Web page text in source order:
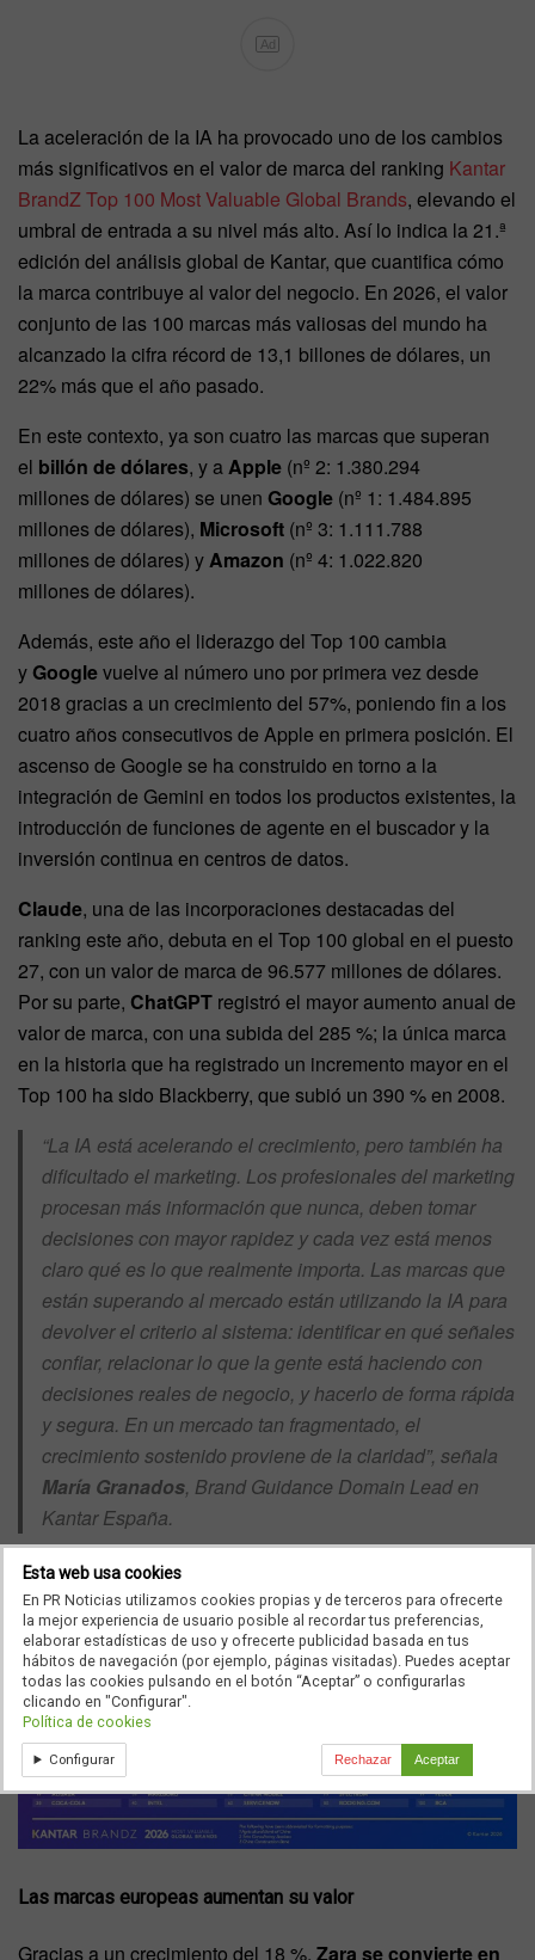
Ad
La aceleración de la IA ha provocado uno de los cambios
más significativos en el valor de marca del ranking Kantar
BrandZ Top 100 Most Valuable Global Brands, elevando el
umbral de entrada a su nivel más alto. Así lo indica la 21.ª
edición del análisis global de Kantar, que cuantifica cómo
la marca contribuye al valor del negocio. En 2026, el valor
conjunto de las 100 marcas más valiosas del mundo ha
alcanzado la cifra récord de 13,1 billones de dólares, un
22% más que el año pasado.
En este contexto, ya son cuatro las marcas que superan
el billón de dólares, y aApple (nº 2: 1.380.294
millones de dólares) se unen Google (nº 1: 1.484.895
millones de dólares), Microsoft (nº 3: 1.111.788
millones de dólares) yAmazon (nº 4: 1.022.820
millones de dólares).
Además, este año el liderazgo del Top 100 cambia
yGooglevuelve al número uno por primera vez desde
2018 gracias a un crecimiento del 57%, poniendo fin a los
cuatro años consecutivos de Apple en primera posición. El
ascenso de Google se ha construido en torno a la
integración de Gemini en todos los productos existentes, la
introducción de funciones de agente en el buscador y la
inversión continua en centros de datos.
Claude, una de las incorporaciones destacadas del
ranking este año, debuta en el Top 100 global en el puesto
27, con un valor de marca de 96.577 millones de dólares.
Por su parte, ChatGPT registró el mayor aumento anual de
valor de marca, con una subida del 285 %; la única marca
en la historia que ha registrado un incremento mayor en el
Top 100 ha sido Blackberry, que subió un 390 % en 2008.
“La IA está acelerando el crecimiento, pero también ha
dificultado el marketing. Los profesionales del marketing
procesan más información que nunca, deben tomar
decisiones con mayor rapidez y cada vez está menos
claro qué es lo que realmente importa. Las marcas que
están superando al mercado están utilizando la IA para
devolver el criterio al sistema: identificar en qué señales
confiar, relacionar lo que la gente está haciendo con
decisiones reales de negocio, y hacerlo de forma rápida
y segura. En un mercado tan fragmentado, el
crecimiento sostenido proviene de la claridad”, señala
María Granados, Brand Guidance Domain Lead en
Kantar España.
Las marcas europeas aumentan su valor
Gracias a un crecimiento del 18 %, Zara se convierte en
Esta web usa cookies
En PR Noticias utilizamos cookies propias y de terceros para ofrecerte
la mejor experiencia de usuario posible al recordar tus preferencias,
elaborar estadísticas de uso y ofrecerte publicidad basada en tus
hábitos de navegación (por ejemplo, páginas visitadas). Puedes aceptar
todas las cookies pulsando en el botón “Aceptar” o configurarlas
clicando en "Configurar".
Política de cookies
Configurar Rechazar Aceptar